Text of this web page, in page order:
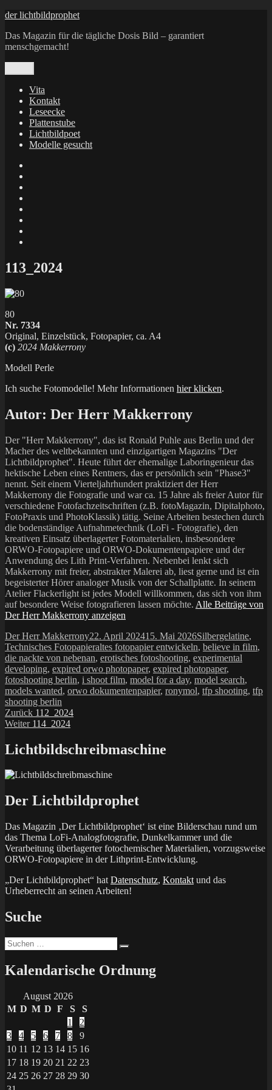
Zum
springen
der lichtbildprophet
Das Magazin für die tägliche Dosis Bild – garantiert
menschgemacht!
Vita
Kontakt
Leseecke
Plattenstube
Lichtbildpoet
Modelle gesucht
X
113_2024
80
Nr. 7334
Original, Einzelstück, Fotopapier, ca. A4
(c) 2024 Makkerrony
Modell Perle
Ich suche Fotomodelle! Mehr Informationen hier klicken.
Autor: Der Herr Makkerrony
Der "Herr Makkerrony", das ist Ronald Puhle aus Berlin und der
Macher des weltbekannten und einzigartigen Magazins "Der
Lichtbildprophet". Heute führt der ehemalige Laboringenieur das
hektische Leben eines Rentners, das er persönlich sein "Phase3"
nennt. Seit einem Vierteljahrhundert praktiziert der Herr
Makkerrony die Fotografie und war ca. 15 Jahre als freier Autor für
verschiedene Fotofachzeitschriften (z.B. fotoMagazin, Dipitalphoto,
FotoPraxis und PhotoKlassik) tätig. Seine Arbeiten bestechen durch
die bodenständige Aufnahmetechnik (LoFi - Fotografie), den
kreativen Einsatz überlagerter Fotomaterialien, insbesondere
ORWO-Fotopapiere und ORWO-Dokumentenpapiere und der
Anwendung des Lith Print-Verfahren. Nebenbei lenkt sich
Makkerrony mit freier, abstrakter Malerei ab, liest gerne und ist ein
begeisterter Hörer analoger Musik von der Schallplatte. In seinem
Atelier Flackerlight ist jedes Modell willkommen, das sich von ihm
auf besondere Weise fotografieren lassen möchte. Alle Beiträge von
Der Herr Makkerrony anzeigen
Autor
Der Herr MakkerronyVeröffentlicht
am
22. April 202415. Mai 2026Kategorien
Silbergelatine,
Technisches FotopapierSchlagwörter
altes fotopapier entwickeln, believe in film,
die nackte von nebenan, erotisches fotoshooting, experimental
developing, expired orwo photopaper, expired photopaper,
fotoshooting berlin, i shoot film, model for a day, model search,
models wanted, orwo dokumentenpapier, ronymol, tfp shooting, tfp
shooting berlin
Beitragsnavigation
Zurück Vorheriger
Beitrag:
112_2024
Weiter Nächster
114_2024
Lichtbildschreibmaschine
Der Lichtbildprophet
Das Magazin ‚Der Lichtbildprophet‘ ist eine Bilderschau rund um
das Thema LoFi-Analogfotografie, Dunkelkammer und die
Verarbeitung überlagerter fotochemischer Materialien, vorzugsweise
ORWO-Fotopapiere in der Lithprint-Entwicklung.
„Der Lichtbildprophet“ hat Datenschutz, Kontakt und das
Urheberrecht an seinen Arbeiten!
Suche
Suchen
nach:
Kalendarische Ordnung
August 2026
M D M D F S
S
1
2
3
4 5 6 7 8
9
10 11 12 13 14 15 16
17 18 19 20 21 22 23
24 25 26 27 28 29 30